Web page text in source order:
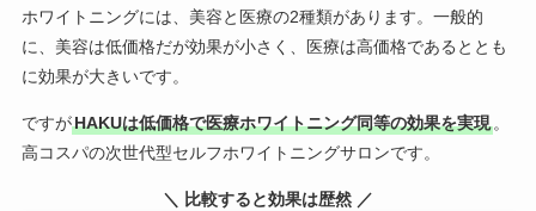
ホワイトニングには、美容と医療の2種類があります。一般的
に、美容は低価格だが効果が小さく、医療は高価格であるととも
に効果が大きいです。
ですがHAKUは低価格で医療ホワイトニング同等の効果を実現。
高コスパの次世代型セルフホワイトニングサロンです。
＼ 比較すると効果は歴然 ／